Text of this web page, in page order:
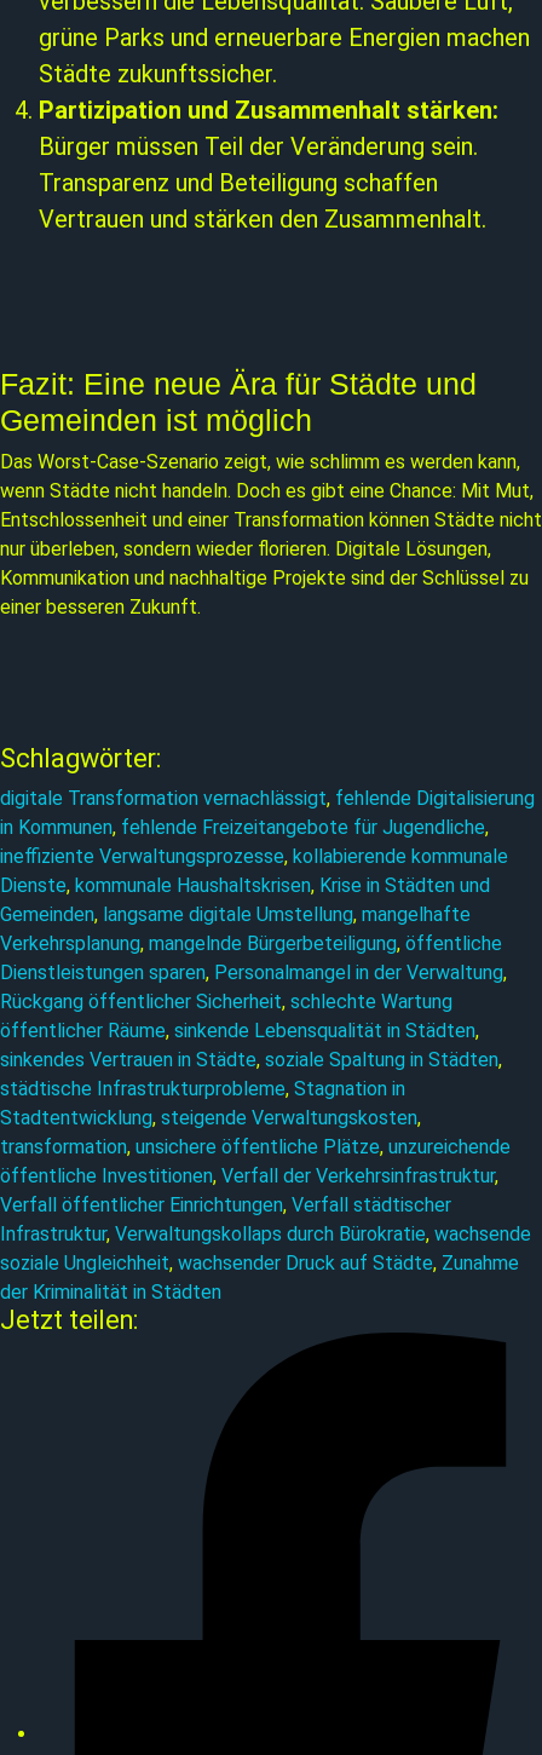
grüne Parks und erneuerbare Energien machen
Städte zukunftssicher.
Partizipation und Zusammenhalt stärken:
Bürger müssen Teil der Veränderung sein.
Transparenz und Beteiligung schaffen
Vertrauen und stärken den Zusammenhalt.
Fazit: Eine neue Ära für Städte und
Gemeinden ist möglich
Das Worst-Case-Szenario zeigt, wie schlimm es werden kann,
wenn Städte nicht handeln. Doch es gibt eine Chance: Mit Mut,
Entschlossenheit und einer Transformation können Städte nicht
nur überleben, sondern wieder florieren. Digitale Lösungen,
Kommunikation und nachhaltige Projekte sind der Schlüssel zu
einer besseren Zukunft.
Schlagwörter:
digitale Transformation vernachlässigt, fehlende Digitalisierung
in Kommunen, fehlende Freizeitangebote für Jugendliche
ineffiziente Verwaltungsprozesse, kollabierende kommunale
Dienste, kommunale Haushaltskrisen, Krise in Städten und
Gemeinden, langsame digitale Umstellung, mangelhafte
Verkehrsplanung, mangelnde Bürgerbeteiligung, öffentliche
Dienstleistungen sparen, Personalmangel in der Verwaltung
Rückgang öffentlicher Sicherheit, schlechte Wartung
öffentlicher Räume, sinkende Lebensqualität in Städten
sinkendes Vertrauen in Städte, soziale Spaltung in Städten
städtische Infrastrukturprobleme, Stagnation in
Stadtentwicklung, steigende Verwaltungskosten
transformation, unsichere öffentliche Plätze, unzureichende
öffentliche Investitionen, Verfall der Verkehrsinfrastruktur
Verfall öffentlicher Einrichtungen, Verfall städtischer
Infrastruktur, Verwaltungskollaps durch Bürokratie, wachsende
soziale Ungleichheit, wachsender Druck auf Städte, Zunahme
der Kriminalität in Städten
Jetzt teilen: